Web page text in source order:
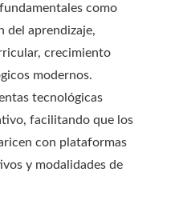
como
del aprendizaje,
crecimiento
modernos.
tecnológicas
facilitando que los
con plataformas
y modalidades de